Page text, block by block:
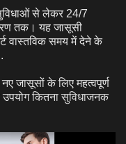
से लेकर 24/7
तक। यह जासूसी
वास्तविक समय में देने के
जासूसों के लिए महत्वपूर्ण
कितना सुविधाजनक